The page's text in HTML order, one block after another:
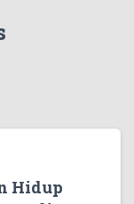
Hidup